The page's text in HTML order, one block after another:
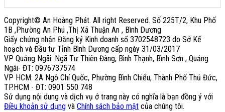
Copyright© An Hoàng Phát. All right Reserved. Số 225T/2, Khu Phố
1B ,Phường An Phú ,Thị Xã Thuận An , Bình Dương
Giấy chứng nhận Đăng ký Kinh doanh số 3702548723 do Sở Kế
hoạch và Đầu tư Tỉnh Bình Dương cấp ngày 31/03/2017
VP Quảng Ngãi: Ngã Tư Thiên Đàng, Bình Thạnh, Bình Sơn , Quảng
Ngãi- ĐT: 0976737574
VP HCM: 2A Ngô Chí Quốc, Phường Bình Chiểu, Thành Phố Thủ Đức,
TP.HCM - ĐT: 0901 550 748
Sử dụng nội dung và dịch vụ ở trang này có nghĩa là bạn đồng ý với
Điều khoản sử dụng và Chính sách bảo mật của chúng tôi.